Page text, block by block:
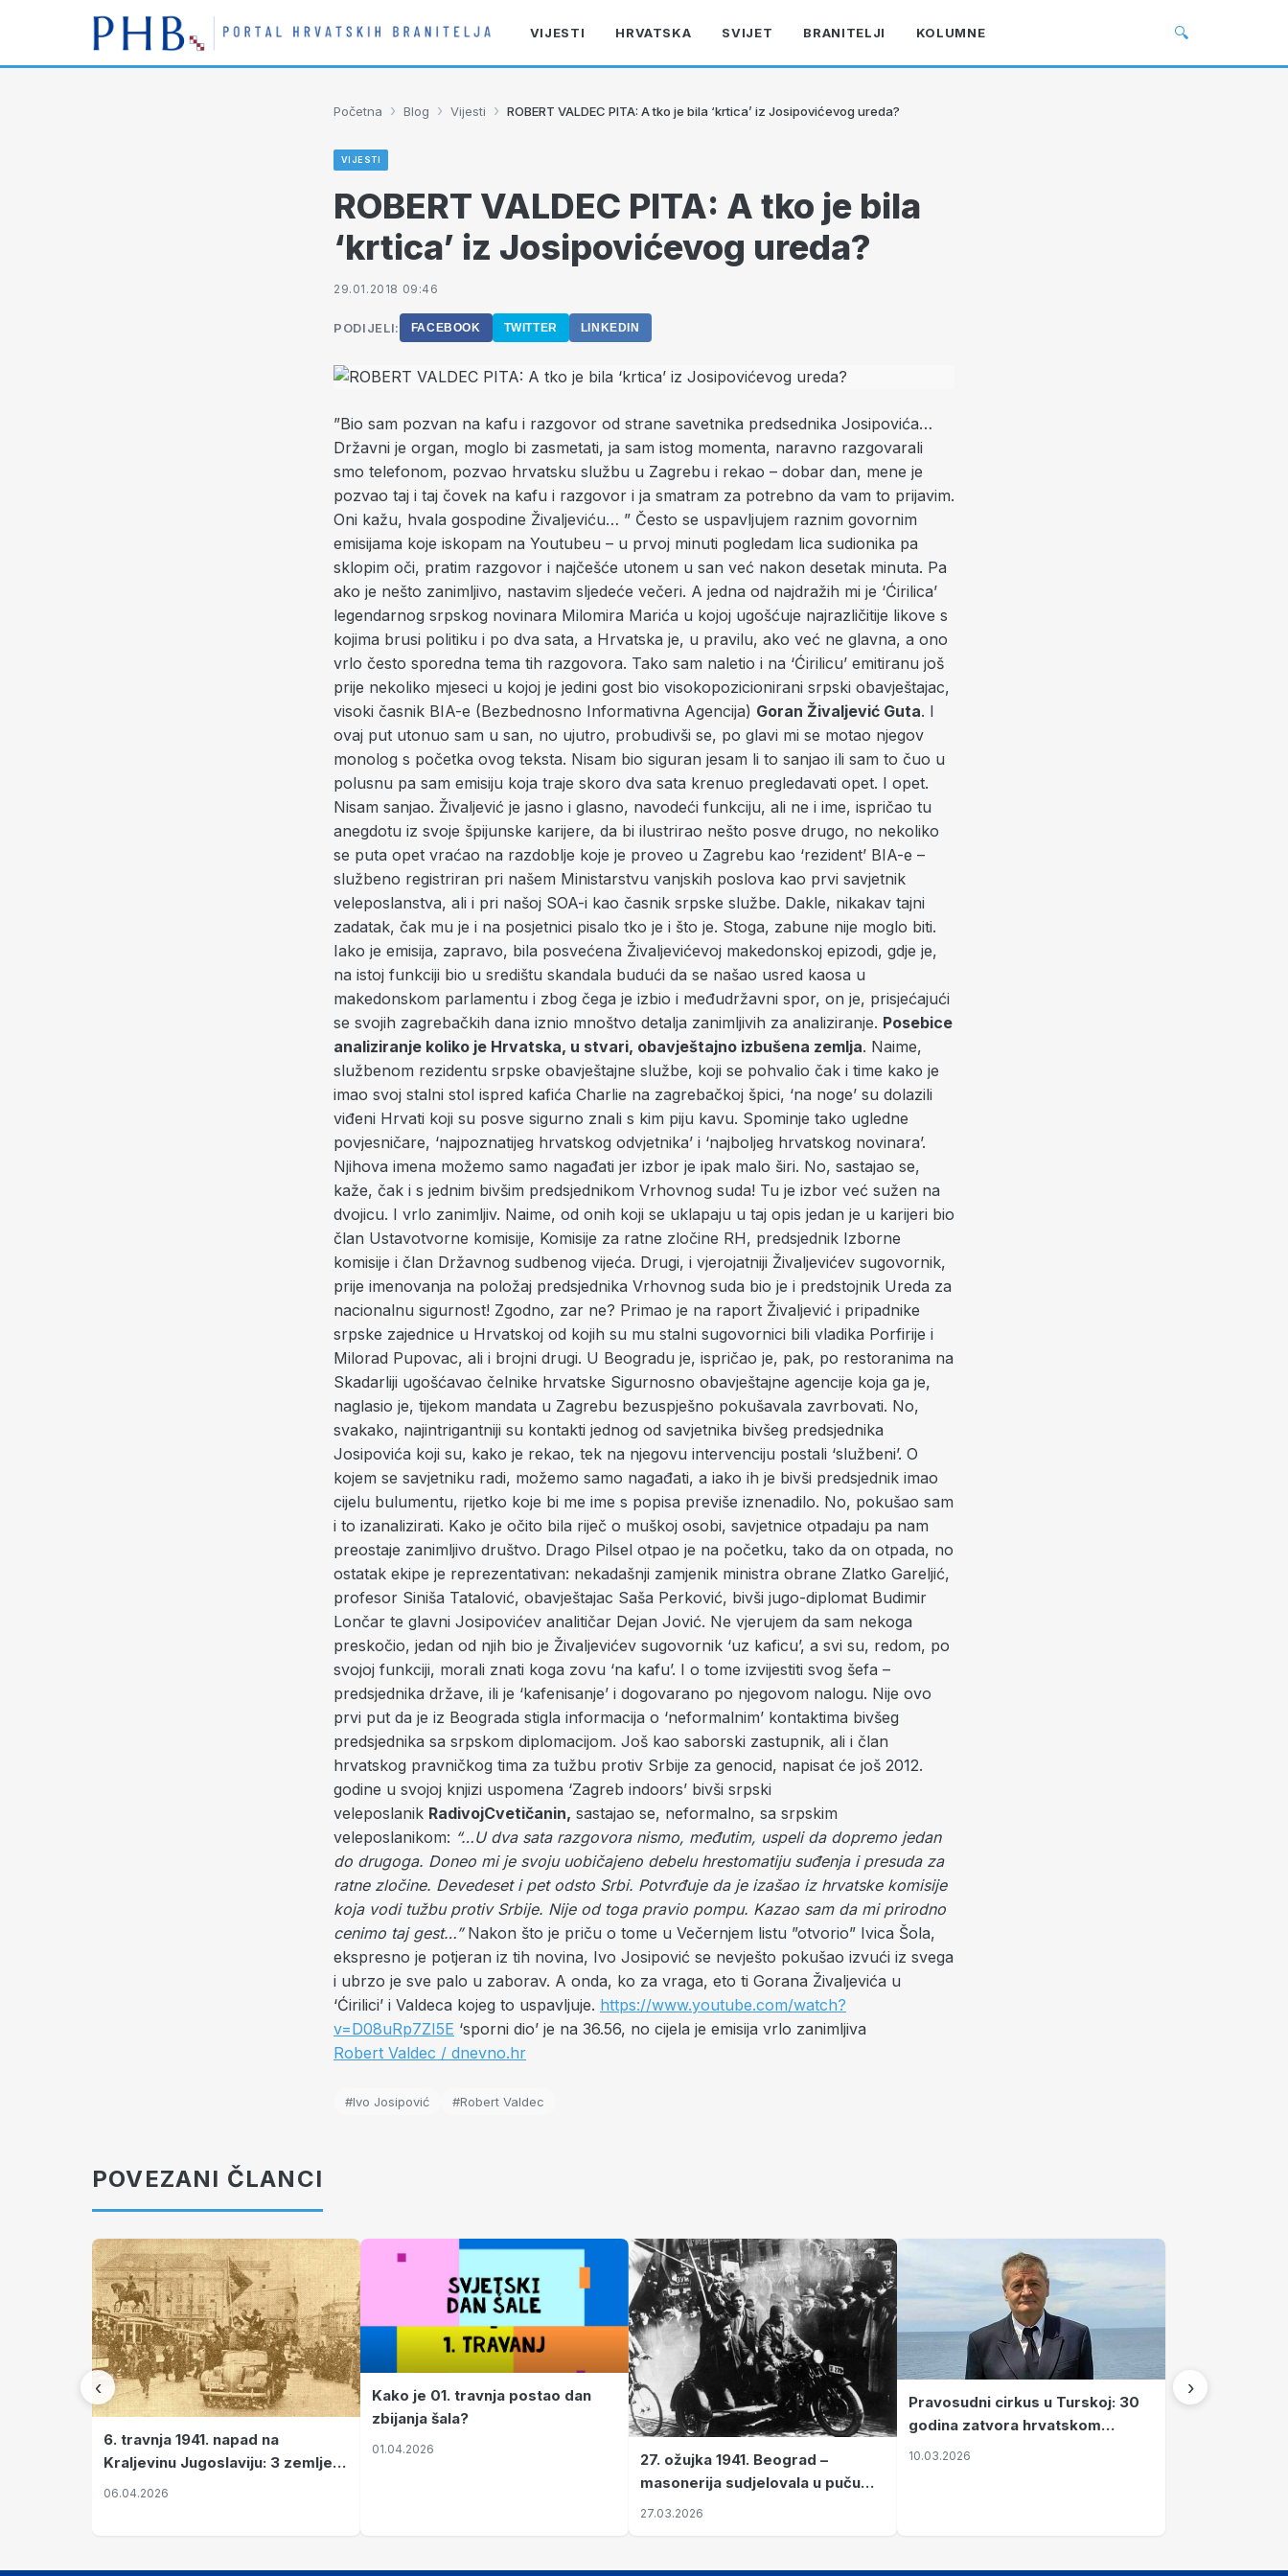
VIJESTI HRVATSKA SVIJET BRANITELJI KOLUMNE 🔍
Početna › Blog › Vijesti › ROBERT VALDEC PITA: A tko je bila ‘krtica’ iz Josipovićevog ureda?
VIJESTI
ROBERT VALDEC PITA: A tko je bila
‘krtica’ iz Josipovićevog ureda?
29.01.2018 09:46
PODIJELI: FACEBOOK TWITTER LINKEDIN
”Bio sam pozvan na kafu i razgovor od strane savetnika predsednika Josipovića…
Državni je organ, moglo bi zasmetati, ja sam istog momenta, naravno razgovarali
smo telefonom, pozvao hrvatsku službu u Zagrebu i rekao – dobar dan, mene je
pozvao taj i taj čovek na kafu i razgovor i ja smatram za potrebno da vam to prijavim.
Oni kažu, hvala gospodine Živaljeviću… ” Često se uspavljujem raznim govornim
emisijama koje iskopam na Youtubeu – u prvoj minuti pogledam lica sudionika pa
sklopim oči, pratim razgovor i najčešće utonem u san već nakon desetak minuta. Pa
ako je nešto zanimljivo, nastavim sljedeće večeri. A jedna od najdražih mi je ‘Ćirilica’
legendarnog srpskog novinara Milomira Marića u kojoj ugošćuje najrazličitije likove s
kojima brusi politiku i po dva sata, a Hrvatska je, u pravilu, ako već ne glavna, a ono
vrlo često sporedna tema tih razgovora. Tako sam naletio i na ‘Ćirilicu’ emitiranu još
prije nekoliko mjeseci u kojoj je jedini gost bio visokopozicionirani srpski obavještajac,
visoki časnik BIA-e (Bezbednosno Informativna Agencija) Goran Živaljević Guta. I
ovaj put utonuo sam u san, no ujutro, probudivši se, po glavi mi se motao njegov
monolog s početka ovog teksta. Nisam bio siguran jesam li to sanjao ili sam to čuo u
polusnu pa sam emisiju koja traje skoro dva sata krenuo pregledavati opet. I opet.
Nisam sanjao. Živaljević je jasno i glasno, navodeći funkciju, ali ne i ime, ispričao tu
anegdotu iz svoje špijunske karijere, da bi ilustrirao nešto posve drugo, no nekoliko
se puta opet vraćao na razdoblje koje je proveo u Zagrebu kao ‘rezident’ BIA-e –
službeno registriran pri našem Ministarstvu vanjskih poslova kao prvi savjetnik
veleposlanstva, ali i pri našoj SOA-i kao časnik srpske službe. Dakle, nikakav tajni
zadatak, čak mu je i na posjetnici pisalo tko je i što je. Stoga, zabune nije moglo biti.
Iako je emisija, zapravo, bila posvećena Živaljevićevoj makedonskoj epizodi, gdje je,
na istoj funkciji bio u središtu skandala budući da se našao usred kaosa u
makedonskom parlamentu i zbog čega je izbio i međudržavni spor, on je, prisjećajući
se svojih zagrebačkih dana iznio mnoštvo detalja zanimljivih za analiziranje. Posebice
analiziranje koliko je Hrvatska, u stvari, obavještajno izbušena zemlja. Naime,
službenom rezidentu srpske obavještajne službe, koji se pohvalio čak i time kako je
imao svoj stalni stol ispred kafića Charlie na zagrebačkoj špici, ‘na noge’ su dolazili
viđeni Hrvati koji su posve sigurno znali s kim piju kavu. Spominje tako ugledne
povjesničare, ‘najpoznatijeg hrvatskog odvjetnika’ i ‘najboljeg hrvatskog novinara’.
Njihova imena možemo samo nagađati jer izbor je ipak malo širi. No, sastajao se,
kaže, čak i s jednim bivšim predsjednikom Vrhovnog suda! Tu je izbor već sužen na
dvojicu. I vrlo zanimljiv. Naime, od onih koji se uklapaju u taj opis jedan je u karijeri bio
član Ustavotvorne komisije, Komisije za ratne zločine RH, predsjednik Izborne
komisije i član Državnog sudbenog vijeća. Drugi, i vjerojatniji Živaljevićev sugovornik,
prije imenovanja na položaj predsjednika Vrhovnog suda bio je i predstojnik Ureda za
nacionalnu sigurnost! Zgodno, zar ne? Primao je na raport Živaljević i pripadnike
srpske zajednice u Hrvatskoj od kojih su mu stalni sugovornici bili vladika Porfirije i
Milorad Pupovac, ali i brojni drugi. U Beogradu je, ispričao je, pak, po restoranima na
Skadarliji ugošćavao čelnike hrvatske Sigurnosno obavještajne agencije koja ga je,
naglasio je, tijekom mandata u Zagrebu bezuspješno pokušavala zavrbovati. No,
svakako, najintrigantniji su kontakti jednog od savjetnika bivšeg predsjednika
Josipovića koji su, kako je rekao, tek na njegovu intervenciju postali ‘službeni’. O
kojem se savjetniku radi, možemo samo nagađati, a iako ih je bivši predsjednik imao
cijelu bulumentu, rijetko koje bi me ime s popisa previše iznenadilo. No, pokušao sam
i to izanalizirati. Kako je očito bila riječ o muškoj osobi, savjetnice otpadaju pa nam
preostaje zanimljivo društvo. Drago Pilsel otpao je na početku, tako da on otpada, no
ostatak ekipe je reprezentativan: nekadašnji zamjenik ministra obrane Zlatko Gareljić,
profesor Siniša Tatalović, obavještajac Saša Perković, bivši jugo-diplomat Budimir
Lončar te glavni Josipovićev analitičar Dejan Jović. Ne vjerujem da sam nekoga
preskočio, jedan od njih bio je Živaljevićev sugovornik ‘uz kaficu’, a svi su, redom, po
svojoj funkciji, morali znati koga zovu ‘na kafu’. I o tome izvijestiti svog šefa –
predsjednika države, ili je ‘kafenisanje’ i dogovarano po njegovom nalogu. Nije ovo
prvi put da je iz Beograda stigla informacija o ‘neformalnim’ kontaktima bivšeg
predsjednika sa srpskom diplomacijom. Još kao saborski zastupnik, ali i član
hrvatskog pravničkog tima za tužbu protiv Srbije za genocid, napisat će još 2012.
godine u svojoj knjizi uspomena ‘Zagreb indoors’ bivši srpski
veleposlanik RadivojCvetičanin, sastajao se, neformalno, sa srpskim
veleposlanikom: “…U dva sata razgovora nismo, međutim, uspeli da dopremo jedan
do drugoga. Doneo mi je svoju uobičajeno debelu hrestomatiju suđenja i presuda za
ratne zločine. Devedeset i pet odsto Srbi. Potvrđuje da je izašao iz hrvatske komisije
koja vodi tužbu protiv Srbije. Nije od toga pravio pompu. Kazao sam da mi prirodno
cenimo taj gest…”Nakon što je priču o tome u Večernjem listu ”otvorio” Ivica Šola,
ekspresno je potjeran iz tih novina, Ivo Josipović se nevješto pokušao izvući iz svega
i ubrzo je sve palo u zaborav. A onda, ko za vraga, eto ti Gorana Živaljevića u
‘Ćirilici’ i Valdeca kojeg to uspavljuje. https://www.youtube.com/watch?
v=D08uRp7ZI5E ‘sporni dio’ je na 36.56, no cijela je emisija vrlo zanimljiva
Robert Valdec / dnevno.hr
#Ivo Josipović #Robert Valdec
POVEZANI ČLANCI
‹
6. travnja 1941. napad na
Kraljevinu Jugoslaviju: 3 zemlje
nastale njenim raspadom
06.04.2026
Kako je 01. travnja postao dan
zbijanja šala?
01.04.2026
27. ožujka 1941. Beograd –
masonerija sudjelovala u puču
koji je Jugoslaviju odveo u krvavi
27.03.2026
Pravosudni cirkus u Turskoj: 30
godina zatvora hrvatskom
kapetanu kojeg su sami pustili
10.03.2026
›